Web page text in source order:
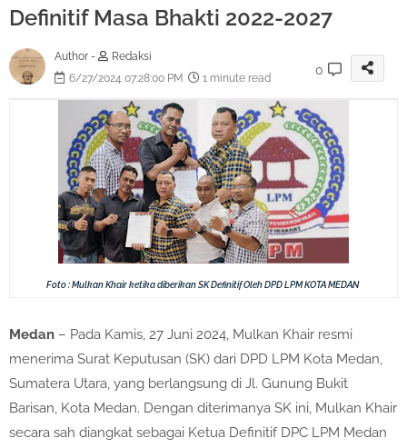
Definitif Masa Bhakti 2022-2027
Author -
Redaksi
6/27/2024 07:28:00 PM
1 minute read
0
Foto : Mulkan Khair ketika diberikan SK Definitif Oleh DPD LPM KOTA MEDAN
Medan – Pada Kamis, 27 Juni 2024, Mulkan Khair resmi
menerima Surat Keputusan (SK) dari DPD LPM Kota Medan,
Sumatera Utara, yang berlangsung di Jl. Gunung Bukit
Barisan, Kota Medan. Dengan diterimanya SK ini, Mulkan Khair
secara sah diangkat sebagai Ketua Definitif DPC LPM Medan